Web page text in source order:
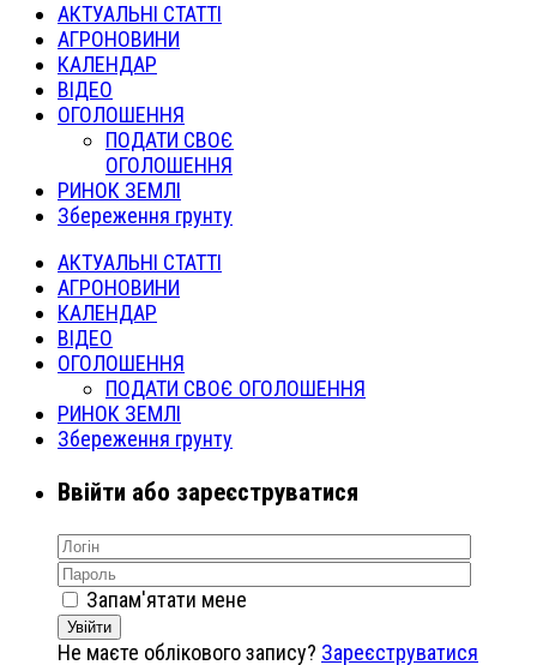
АКТУАЛЬНІ СТАТТІ
АГРОНОВИНИ
КАЛЕНДАР
ВІДЕО
ОГОЛОШЕННЯ
ПОДАТИ СВОЄ
ОГОЛОШЕННЯ
РИНОК ЗЕМЛІ
Збереження грунту
АКТУАЛЬНІ СТАТТІ
АГРОНОВИНИ
КАЛЕНДАР
ВІДЕО
ОГОЛОШЕННЯ
ПОДАТИ СВОЄ ОГОЛОШЕННЯ
РИНОК ЗЕМЛІ
Збереження грунту
Ввійти або зареєструватися
Запам'ятати мене
Увійти
Не маєте облікового запису? Зареєструватися